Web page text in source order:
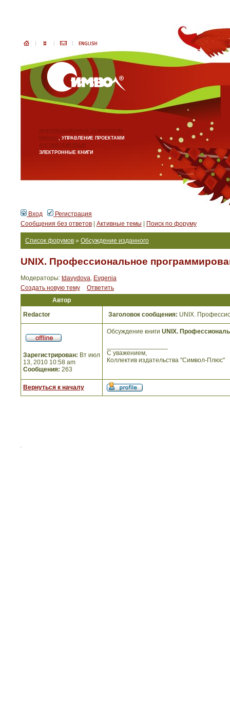
ИНФОРМАЦИОННЫЕ ТЕХНОЛОГИИ
БИЗНЕС, УПРАВЛЕНИЕ ПРОЕКТАМИ
АНГЛИЙСКИЙ ЯЗЫК
ЭЛЕКТРОННЫЕ КНИГИ
Вход
Регистрация
Сообщения без ответов
Активные темы Поиск по форуму
Список форумов » Обсуждение изданного
UNIX. Профессиональное
Модераторы: tdavydova, Evgenia
Создать новую тему
Ответить
Автор
Redactor
Заголовок сообщения: UNIX.
Зарегистрирован: Вт июл
13, 2010 10:58 am
Сообщения: 263
Обсуждение книги UNIX.
С уважением,
Коллектив издательства "Символ-Плюс"
Вернуться к началу